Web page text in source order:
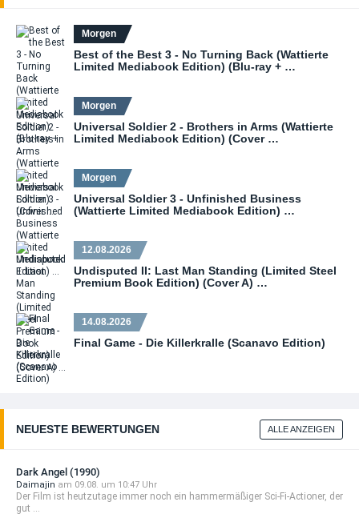
Morgen
Best of the Best 3 - No Turning Back (Wattierte
Limited Mediabook Edition) (Blu-ray + …
Morgen
Universal Soldier 2 - Brothers in Arms (Wattierte
Limited Mediabook Edition) (Cover …
Morgen
Universal Soldier 3 - Unfinished Business
(Wattierte Limited Mediabook Edition) …
12.08.2026
Undisputed II: Last Man Standing (Limited Steel
Premium Book Edition) (Cover A) …
14.08.2026
Final Game - Die Killerkralle (Scanavo Edition)
NEUESTE BEWERTUNGEN ALLE ANZEIGEN
Dark Angel (1990)
Daimajin am 09.08. um 10:47 Uhr
Der Film ist heutzutage immer noch ein hammermäßiger Sci-Fi-Actioner, der
gut ...